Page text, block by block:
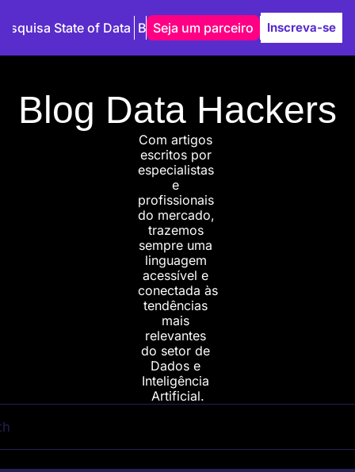
State of Data Blog Autores
Seja um parceiro Inscreva-se
Blog Data Hackers
Com artigos
escritos por
especialistas
e
profissionais
do mercado,
trazemos
sempre uma
linguagem
acessível e
conectada às
tendências
mais
relevantes
do setor de
Dados e
Inteligência
Artificial.